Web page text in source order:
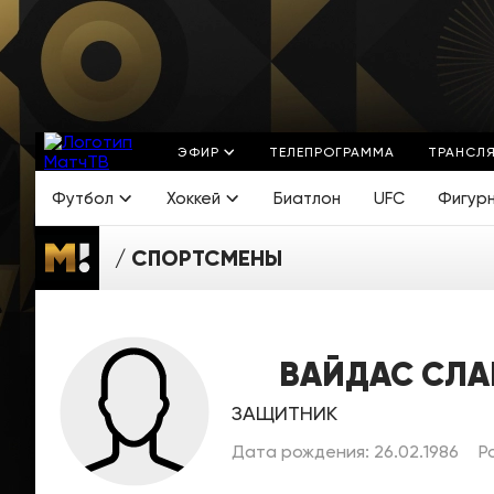
ЭФИР ТЕЛЕПРОГРАММА
Футбол Хоккей Биатлон UFC
СПОРТСМЕНЫ
ВАЙДАС
ЗАЩИТНИК
Дата рождения: 26.02.1986